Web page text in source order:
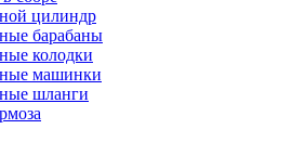
цилиндр
барабаны
колодки
машинки
шланги